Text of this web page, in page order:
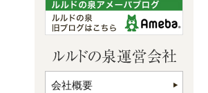
会社概要